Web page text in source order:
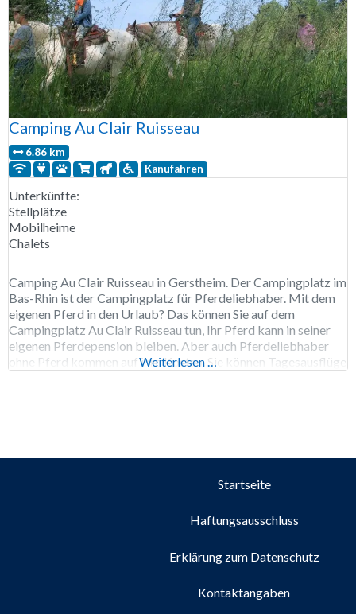
Camping Au Clair Ruisseau
6.86 km
Kanufahren
Unterkünfte:
Stellplätze
Mobilheime
Chalets
Camping Au Clair Ruisseau in Gerstheim. Der Campingplatz im
Bas-Rhin ist der Campingplatz für Pferdeliebhaber. Mit dem
eigenen Pferd in den Urlaub? Das können Sie auf dem
Campingplatz Au Clair Ruisseau tun, Ihr Pferd kann in seiner
eigenen Pferdepension bleiben. Aber auch Pferdeliebhaber
ohne Pferd kommen auf ihre Kosten. Sie können Tagesausflüge
Weiterlesen …
Startseite
Haftungsausschluss
Erklärung zum Datenschutz
Kontaktangaben